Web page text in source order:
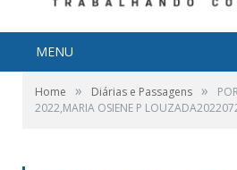
MENU
Home » Diárias e Passagens »
2022,MARIA OSIENE P